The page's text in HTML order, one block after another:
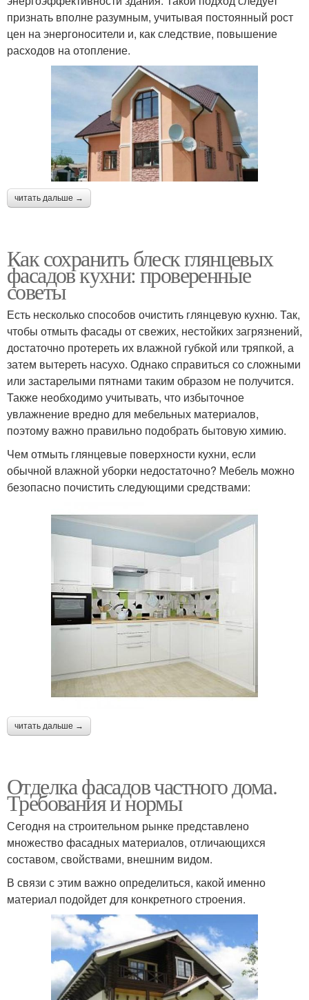
признать вполне разумным, учитывая постоянный рост
цен на энергоносители и, как следствие, повышение
расходов на отопление.
читать дальше →
Как сохранить блеск глянцевых
фасадов кухни: проверенные
советы
Есть несколько способов очистить глянцевую кухню. Так,
чтобы отмыть фасады от свежих, нестойких загрязнений,
достаточно протереть их влажной губкой или тряпкой, а
затем вытереть насухо. Однако справиться со сложными
или застарелыми пятнами таким образом не получится.
Также необходимо учитывать, что избыточное
увлажнение вредно для мебельных материалов,
поэтому важно правильно подобрать бытовую химию.
Чем отмыть глянцевые поверхности кухни, если
обычной влажной уборки недостаточно? Мебель можно
безопасно почистить следующими средствами:
читать дальше →
Отделка фасадов частного дома.
Требования и нормы
Сегодня на строительном рынке представлено
множество фасадных материалов, отличающихся
составом, свойствами, внешним видом.
В связи с этим важно определиться, какой именно
материал подойдет для конкретного строения.